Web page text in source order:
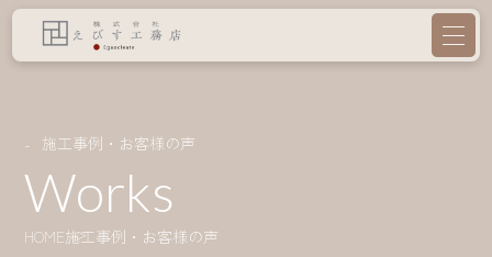
施工事例・お客様の声
Works
HOME施工事例・お客様の声